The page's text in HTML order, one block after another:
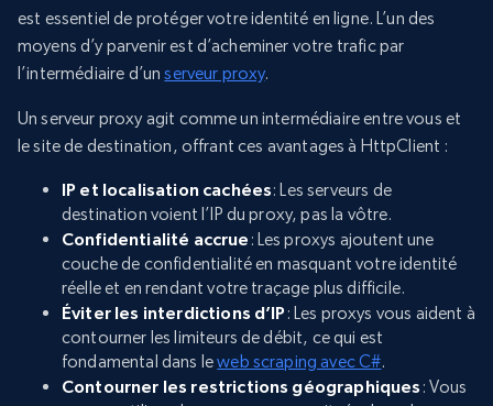
est essentiel de protéger votre identité en ligne. L’un des
moyens d’y parvenir est d’acheminer votre trafic par
l’intermédiaire d’unserveur proxy.
Un serveur proxy agit comme un intermédiaire entre vous et
le site de destination, offrant ces avantages à HttpClient :
IP et localisation cachées: Les serveurs de
destination voient l’IP du proxy, pas la vôtre.
Confidentialité accrue : Les proxys ajoutent une
couche de confidentialité en masquant votre identité
réelle et en rendant votre traçage plus difficile.
Éviter les interdictions d’IP : Les proxys vous aident à
contourner les limiteurs de débit, ce qui est
fondamental dans leweb scraping avec C#.
Contourner les restrictions géographiques : Vous